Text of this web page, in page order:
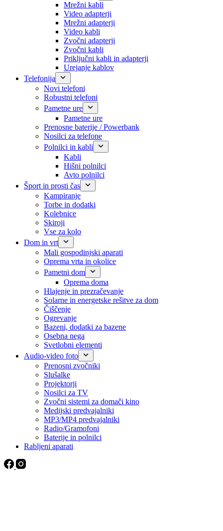
Mrežni kabli
Video adapterji
Mrežni adapterji
Video kabli
Zvočni adapterji
Zvočni kabli
Priključni kabli in adapterji
Urejanje kablov
Telefonija
Novi telefoni
Robustni telefoni
Pametne ure
Pametne ure
Prenosne baterije / Powerbank
Nosilci za telefone
Polnilci in kabli
Kabli
Hišni polnilci
Avto polnilci
Šport in prosti čas
Kampiranje
Torbe in dodatki
Kolebnice
Skiroji
Vse za kolo
Dom in vrt
Mali gospodinjski aparati
Oprema vrta in okolice
Pametni dom
Oprema doma
Hlajenje in prezračevanje
Solarne in energetske rešitve za dom
Čiščenje
Ogrevanje
Bazeni, dodatki za bazene
Osebna nega
Svetlobni elementi
Audio-video foto
Prenosni zvočniki
Slušalke
Projektorji
Nosilci za TV
Zvočni sistemi za domači kino
Medijski predvajalniki
MP3/MP4 predvajalniki
Radio/Gramofoni
Baterije in polnilci
Rabljeni aparati